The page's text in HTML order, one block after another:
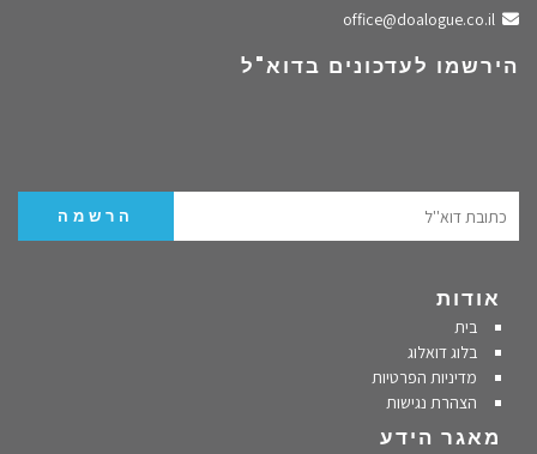
שלחו מייל
הירשמו לעדכונים בדוא"ל
אודות
בית
בלוג דואלוג
מדיניות הפרטיות
הצהרת נגישות
מאגר הידע